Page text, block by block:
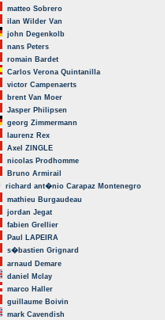
matteo Sobrero
ilan Wilder Van
john Degenkolb
nans Peters
romain Bardet
Carlos Verona Quintanilla
victor Campenaerts
brent Van Moer
Jasper Philipsen
georg Zimmermann
laurenz Rex
Axel ZINGLE
nicolas Prodhomme
Bruno Armirail
richard ant�nio Carapaz Montenegro
mathieu Burgaudeau
jordan Jegat
fabien Grellier
Paul LAPEIRA
s�bastien Grignard
arnaud Demare
daniel Mclay
marco Haller
guillaume Boivin
mark Cavendish